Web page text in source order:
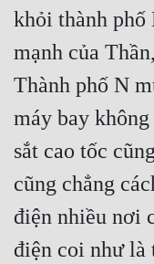
Cổ Tiên Hiệp
Cổ Đại
Du Hí
Dã Sử
Dị Giới
Dị Năng
khỏi thành phố
mạnh của
Thành phố N
máy bay
sắt cao tốc
cũng chẳng
điện nhiều nơi
điện coi như là